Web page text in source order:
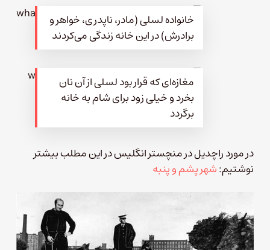
خانواده لسلی (مادر، ناپدری، خواهر و
برادرش) در این خانه زندگی می‌کردند
مغازه‌ای که قرار بود لسلی از آن نان
بخرد و خیلی زود برای شام به خانه
برگردد
در مورد راچدیل در منچستر انگلیس در این مطلب بیشتر
نوشتیم:شهر پشم و پنبه